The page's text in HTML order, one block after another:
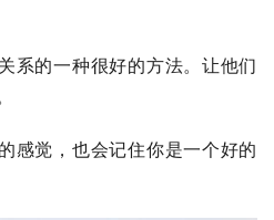
系的一种很好的方法。让他们
感觉，也会记住你是一个好的